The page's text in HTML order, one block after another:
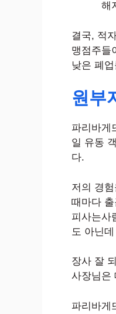
해
결국, 적
맹점주들
낮은 폐
원부
파리바게
일 유동
다.
저의 경
때마다
피사는사
도 아닌
장사 잘
사장님은
파리바게